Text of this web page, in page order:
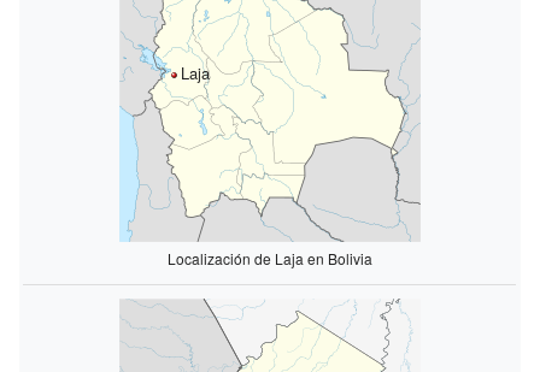
Laja
Localización de Laja en Bolivia